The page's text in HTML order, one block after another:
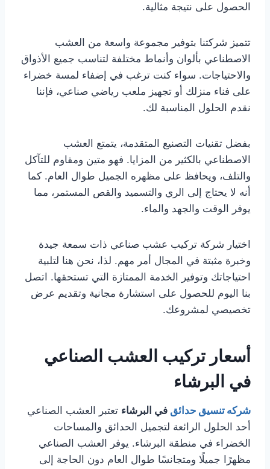
الحصول على نتيجة مثالية.
تتميز شركتنا بتوفير مجموعة واسعة من العشب
الاصطناعي بألوان وأنماط مختلفة لتناسب جميع الأذواق
والاحتياجات. سواء كنت ترغب في إضفاء لمسة خضراء
على فناء منزلك أو تجهيز ملعب رياضي صناعي، فإننا
نقدم الحلول المناسبة لك.
بفضل تقنيات التصنيع المتقدمة، يتمتع العشب
الاصطناعي بالكثير من المزايا. فهو متين ومقاوم للتآكل
والتلف، ويحافظ على مظهره الجميل طوال العام. كما
أنه لا يحتاج إلى الري والتسميد والقص المستمر، مما
يوفر الوقت والجهد والماء.
اختيار شركة تركيب عشب صناعي ذات سمعة جيدة
وخبرة مثبتة في المجال أمر مهم. لذا، نحن هنا لتلبية
احتياجاتك وتوفير الخدمة الممتازة التي تستحقها. اتصل
بنا اليوم للحصول على استشارة مجانية وتقديم عرض
تخصيصي لمشروعك.
أسعار تركيب العشب الصناعي
في البرشاء
شركه تنسيق حدائق في البرشاء تعتبر العشب الصناعي
أحد الحلول الرائعة لتجميل الحدائق والمساحات
الخضراء في منطقة البرشاء. يوفر العشب الصناعي
مظهرًا جميلًا ومتجانسًا طوال العام دون الحاجة إلى